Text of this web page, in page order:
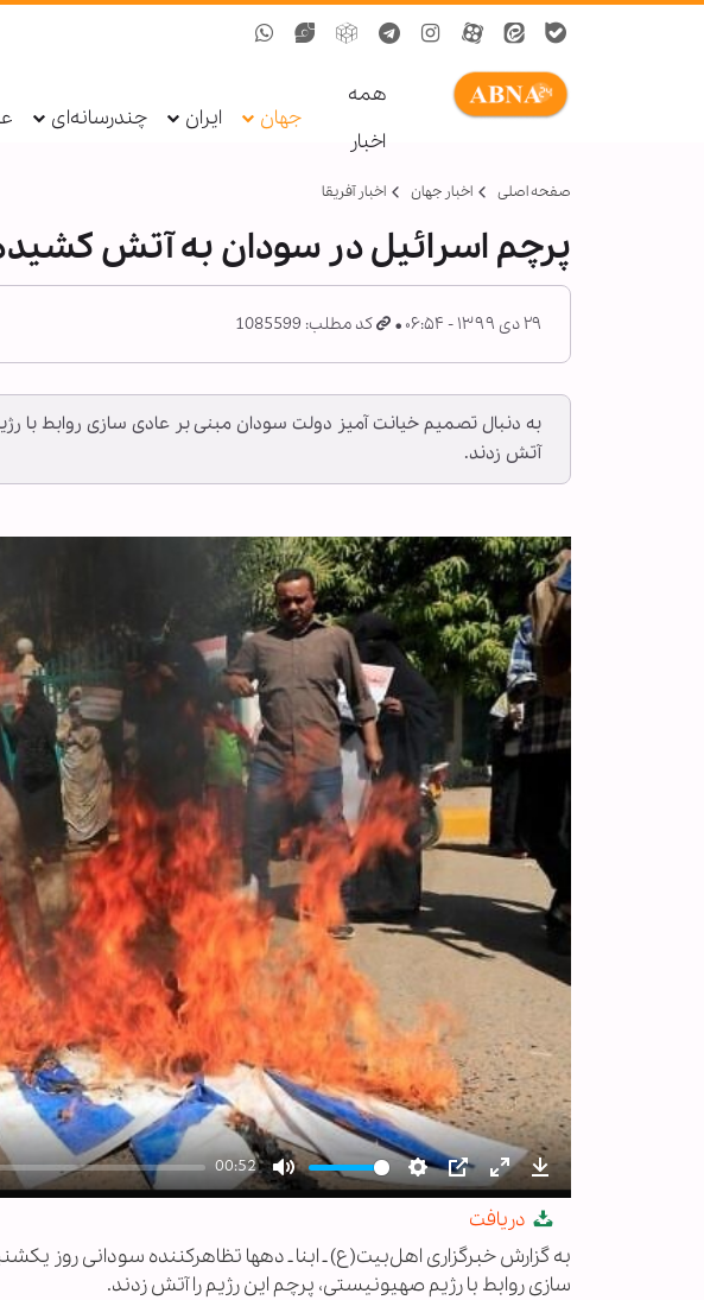
همه
اخبار
جهان ایران چندرسانه‌ای
صفحه اصلی اخبار جهان اخبار آفریقا
پرچم اسرائیل در سودان به آتش
۲۹ دی ۱۳۹۹ - ۰۶:۵۴ کد مطلب: 1085599
به دنبال تصمیم خیانت آمیز دولت سودان مبنی بر عادی سازی روابط با
آتش زدند.
00:52
Mute Settings
PIP Enter
fullscreen
Download
دریافت
به گزارش خبرگزاری اهل‌بیت(ع) ـ ابنا ـ دهها تظاهرکننده سودانی روز
سازی روابط با رژیم صهیونیستی، پرچم این رژیم را آتش زدند.